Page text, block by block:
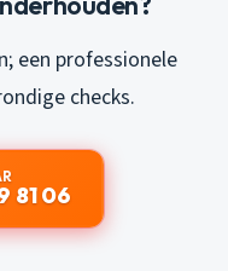
een professionele
checks.
81 06